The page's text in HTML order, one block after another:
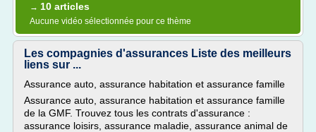
→ 10 articles
Aucune vidéo sélectionnée pour ce thème
Les compagnies d'assurances Liste des meilleurs
liens sur ...
Assurance auto, assurance habitation et assurance famille
Assurance auto, assurance habitation et assurance famille
de la GMF. Trouvez tous les contrats d'assurance :
assurance loisirs, assurance maladie, assurance animal de